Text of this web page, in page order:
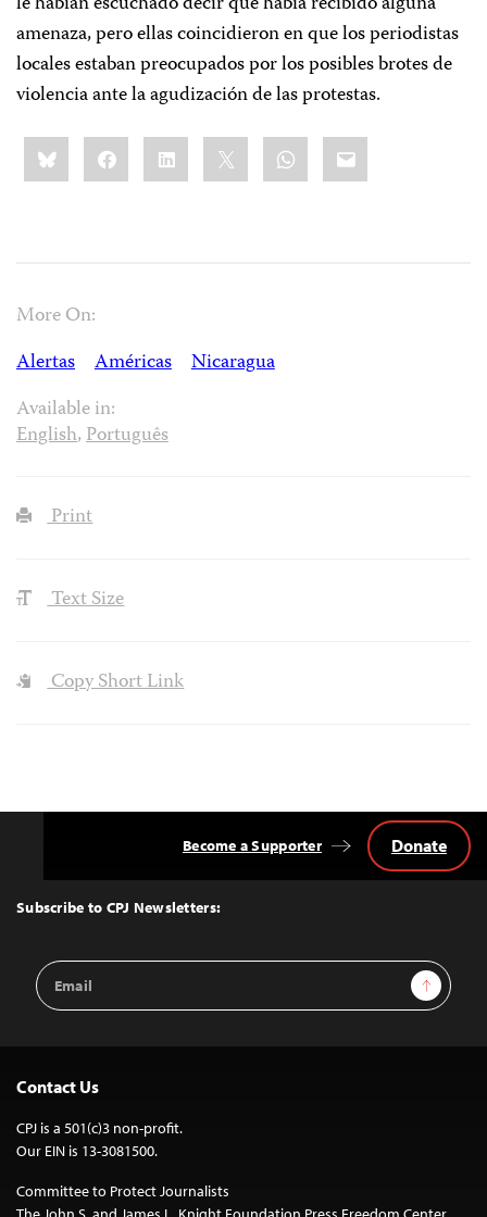
amenaza, pero ellas coincidieron en que los periodistas
locales estaban preocupados por los posibles brotes de
violencia ante la agudización de las protestas.
Share
this:BlueskyFacebookLinkedIn WhatsApp
Email
More On:
Alertas
Américas
Nicaragua
Available in:
English,Português
Print
Text Size
Copy Short Link
Top
Subscribe to CPJ Newsletters:
Email
Address
Sign Up
Become a Supporter Donate
Contact Us
CPJ is a 501(c)3 non-profit.
Our EIN is 13-3081500.
Committee to Protect Journalists